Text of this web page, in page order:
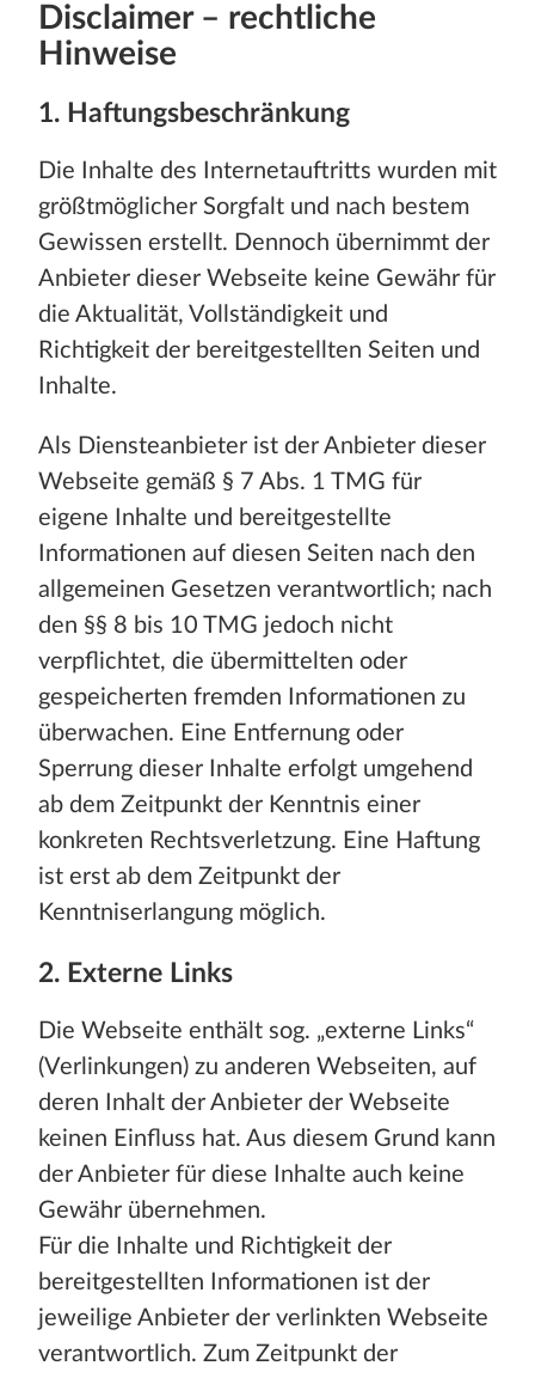
Disclaimer – rechtliche
Hinweise
1. Haftungsbeschränkung
Die Inhalte des Internetauftritts wurden mit
größtmöglicher Sorgfalt und nach bestem
Gewissen erstellt. Dennoch übernimmt der
Anbieter dieser Webseite keine Gewähr für
die Aktualität, Vollständigkeit und
Richtigkeit der bereitgestellten Seiten und
Inhalte.
Als Diensteanbieter ist der Anbieter dieser
Webseite gemäß § 7 Abs. 1 TMG für
eigene Inhalte und bereitgestellte
Informationen auf diesen Seiten nach den
allgemeinen Gesetzen verantwortlich; nach
den §§ 8 bis 10 TMG jedoch nicht
verpflichtet, die übermittelten oder
gespeicherten fremden Informationen zu
überwachen. Eine Entfernung oder
Sperrung dieser Inhalte erfolgt umgehend
ab dem Zeitpunkt der Kenntnis einer
konkreten Rechtsverletzung. Eine Haftung
ist erst ab dem Zeitpunkt der
Kenntniserlangung möglich.
2. Externe Links
Die Webseite enthält sog. „externe Links“
(Verlinkungen) zu anderen Webseiten, auf
deren Inhalt der Anbieter der Webseite
keinen Einfluss hat. Aus diesem Grund kann
der Anbieter für diese Inhalte auch keine
Gewähr übernehmen.
Für die Inhalte und Richtigkeit der
bereitgestellten Informationen ist der
jeweilige Anbieter der verlinkten Webseite
verantwortlich. Zum Zeitpunkt der